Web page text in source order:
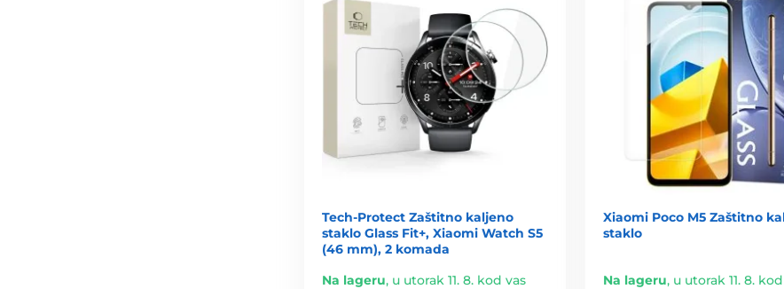
Tech-Protect Zaštitno kaljeno
staklo Glass Fit+, Xiaomi Watch S5
(46 mm), 2 komada
Na lageru, u utorak 11. 8. kod vas
Xiaomi Poco M5 Zaštitno
staklo
Na lageru, u utorak 11. 8.